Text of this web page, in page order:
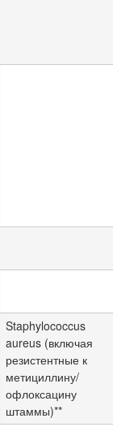
Staphylococcus
aureus (включая
резистентные к
метициллину/
офлоксацину
штаммы)**